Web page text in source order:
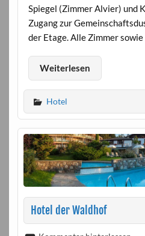
Spiegel (Zimmer Alvier) und
Zugang zur
der Etage. Alle Zimmer
Weiterlesen
Hotel
Hotel der Waldhof